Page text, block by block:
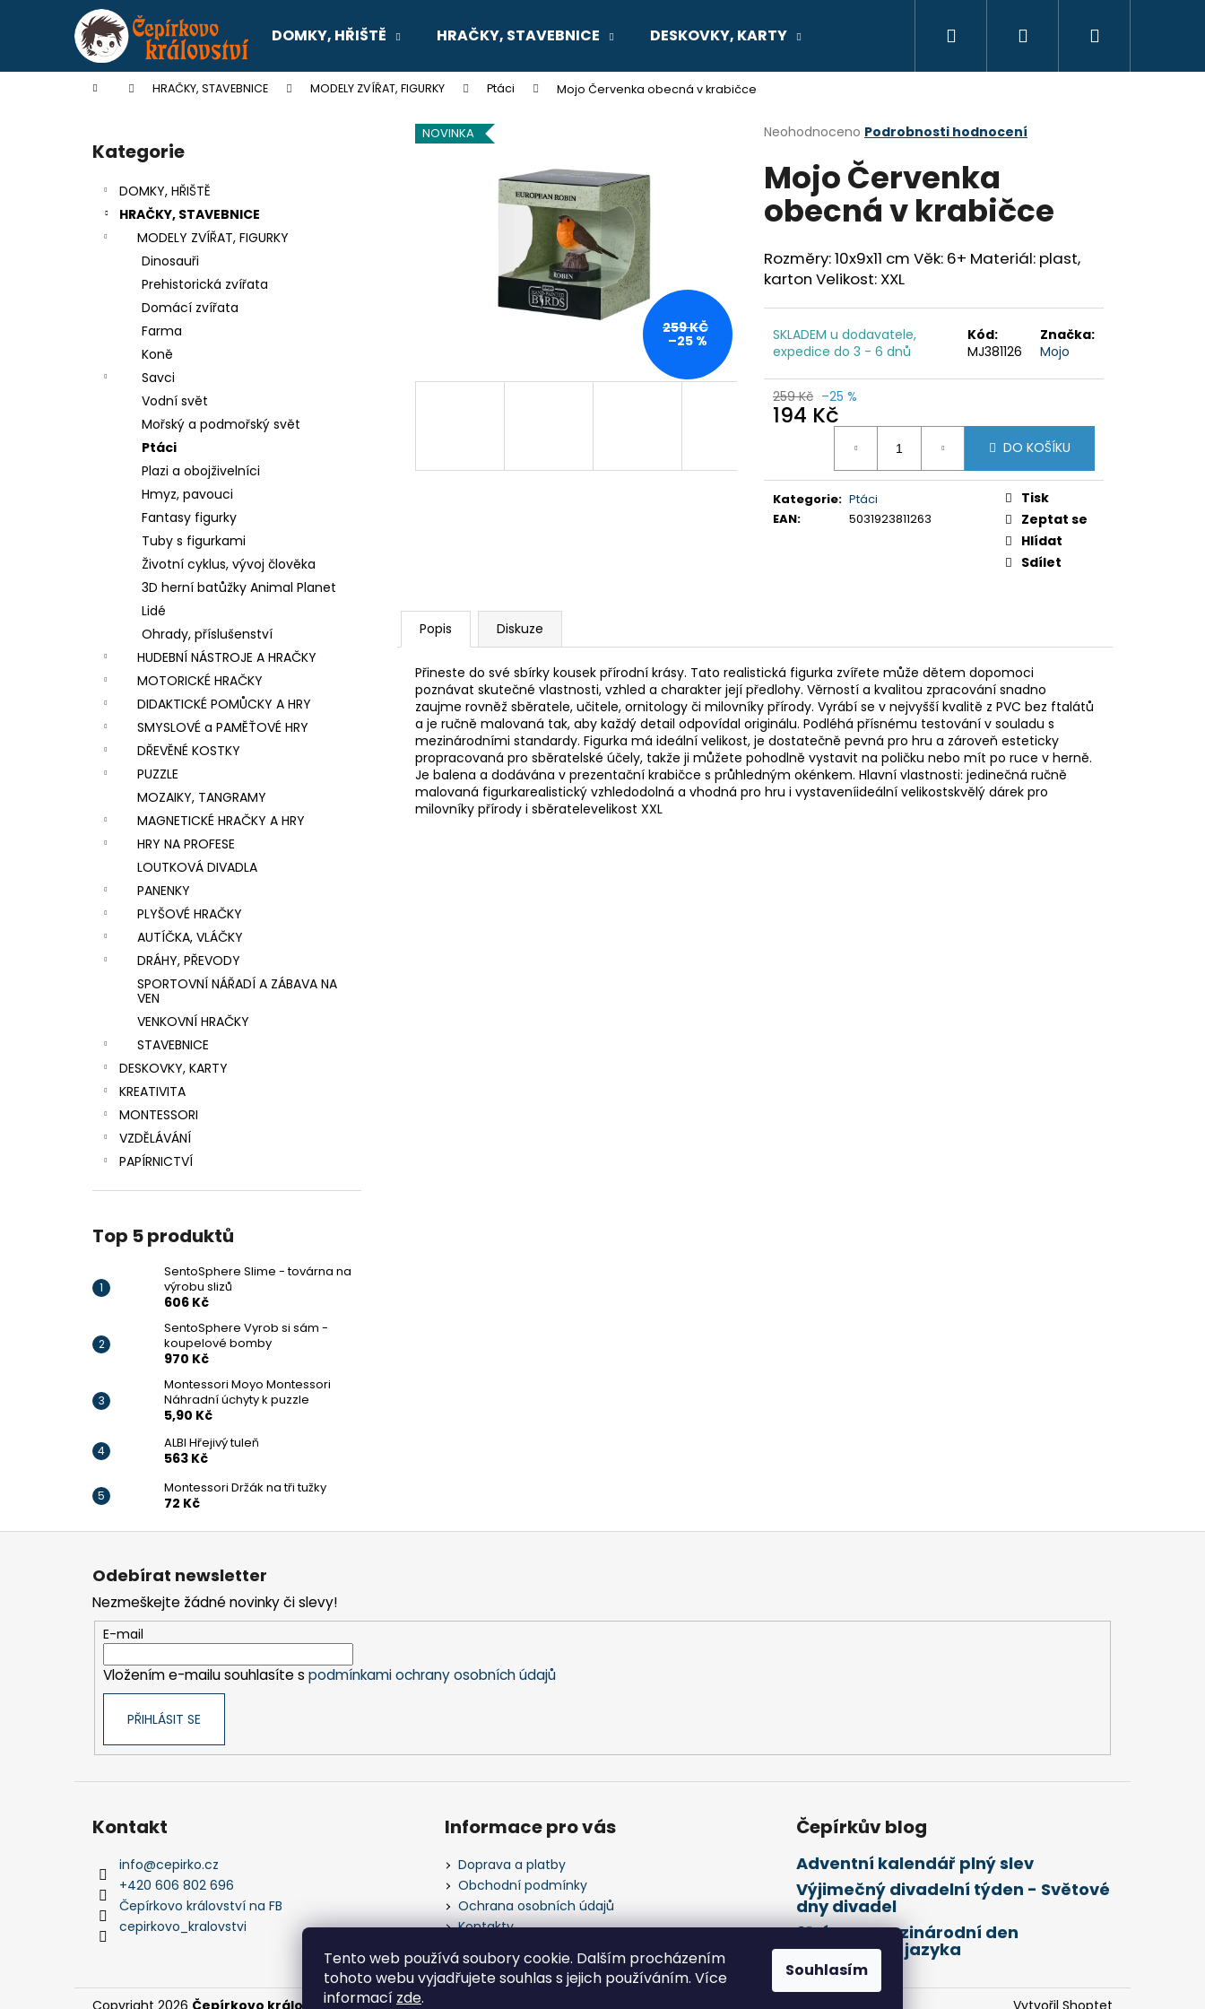
Tento web používá soubory cookie. Dalším procházením
tohoto webu vyjadřujete souhlas s jejich používáním. Více
informací zde.
Souhlasím
DOMKY, HŘIŠTĚ HRAČKY, STAVEBNICE DESKOVKY, KARTY MONTESSORIPřihlášení
Domů HRAČKY, STAVEBNICE MODELY ZVÍŘAT, FIGURKY Ptáci Mojo Červenka obecná v krabičce
Přeskočit
kategorie
Kategorie
DOMKY, HŘIŠTĚ
HRAČKY, STAVEBNICE
MODELY ZVÍŘAT, FIGURKY
Dinosauři
Prehistorická zvířata
Domácí zvířata
Farma
Koně
Savci
Vodní svět
Mořský a podmořský svět
Ptáci
Plazi a obojživelníci
Hmyz, pavouci
Fantasy figurky
Tuby s figurkami
Životní cyklus, vývoj člověka
3D herní batůžky Animal Planet
Lidé
Ohrady, příslušenství
HUDEBNÍ NÁSTROJE A HRAČKY
MOTORICKÉ HRAČKY
DIDAKTICKÉ POMŮCKY A HRY
SMYSLOVÉ a PAMĚŤOVÉ HRY
DŘEVĚNÉ KOSTKY
PUZZLE
MOZAIKY, TANGRAMY
MAGNETICKÉ HRAČKY A HRY
HRY NA PROFESE
LOUTKOVÁ DIVADLA
PANENKY
PLYŠOVÉ HRAČKY
AUTÍČKA, VLÁČKY
DRÁHY, PŘEVODY
SPORTOVNÍ NÁŘADÍ A ZÁBAVA NA
VEN
VENKOVNÍ HRAČKY
STAVEBNICE
DESKOVKY, KARTY
KREATIVITA
MONTESSORI
VZDĚLÁVÁNÍ
PAPÍRNICTVÍ
Top 5 produktů
SentoSphere Slime - továrna na
výrobu slizů
606 Kč
SentoSphere Vyrob si sám -
koupelové bomby
970 Kč
Montessori Moyo Montessori
Náhradní úchyty k puzzle
5,90 Kč
ALBI Hřejivý tuleň
563 Kč
Montessori Držák na tři tužky
72 Kč
Průměrné
produktu
je
z
hvězdiček.
Neohodnoceno Podrobnosti hodnocení
Mojo Červenka
obecná v krabičce
Rozměry: 10x9x11 cm Věk: 6+ Materiál: plast,
karton Velikost: XXL
SKLADEM u dodavatele,
expedice do 3 - 6 dnů
Kód:
MJ381126
Značka:
Mojo
259 Kč –25 %
194 Kč
DO KOŠÍKU
Kategorie: Ptáci
EAN: 5031923811263
Tisk
Zeptat se
Hlídat
Sdílet
NOVINKA
259 KČ
–25 %
Popis Diskuze
Přineste do své sbírky kousek přírodní krásy. Tato realistická figurka zvířete může dětem dopomoci
poznávat skutečné vlastnosti, vzhled a charakter její předlohy. Věrností a kvalitou zpracování snadno
zaujme rovněž sběratele, učitele, ornitology či milovníky přírody. Vyrábí se v nejvyšší kvalitě z PVC bez ftalátů
a je ručně malovaná tak, aby každý detail odpovídal originálu. Podléhá přísnému testování v souladu s
mezinárodními standardy. Figurka má ideální velikost, je dostatečně pevná pro hru a zároveň esteticky
propracovaná pro sběratelské účely, takže ji můžete pohodlně vystavit na poličku nebo mít po ruce v herně.
Je balena a dodávána v prezentační krabičce s průhledným okénkem. Hlavní vlastnosti: jedinečná ručně
malovaná figurkarealistický vzhledodolná a vhodná pro hru i vystaveníideální velikostskvělý dárek pro
milovníky přírody i sběratelevelikost XXL
í
Zpět
do
Zpět
do
Co potřebujete najít?
Doporučujeme
SENTOSPHERE SLIME - TOVÁRNA NA
VÝROBU SLIZŮ
606 Kč
SENTOSPHERE VYROB SI SÁM - MONTESSORI MOYO MONTESSORI
NÁHRADNÍ ÚCHYTY K PUZZLE
Z
Odebírat newsletter
Nezmeškejte žádné novinky či slevy!
E-mail
Vložením e-mailu souhlasíte s podmínkami ochrany osobních údajů
PŘIHLÁSIT SE
Kontakt
info@cepirko.cz
+420 606 802 696
Čepírkovo království na FB
cepirkovo_kralovstvi
Informace pro vás
Doprava a platby
Obchodní podmínky
Ochrana osobních údajů
Kontakty
Čepírkův blog
Adventní kalendář plný slev
Výjimečný divadelní týden - Světové
dny divadel
21. února Mezinárodní den
mateřského jazyka